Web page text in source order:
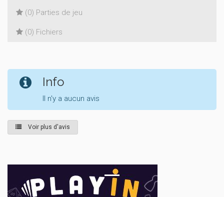
(0) Parties de jeu
(0) Fichiers
Info
Il n'y a aucun avis
Voir plus d'avis